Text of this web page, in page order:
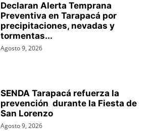
Declaran Alerta Temprana
Preventiva en Tarapacá por
precipitaciones, nevadas y
tormentas...
Agosto 9, 2026
SENDA Tarapacá refuerza la
prevención durante la Fiesta de
San Lorenzo
Agosto 9, 2026